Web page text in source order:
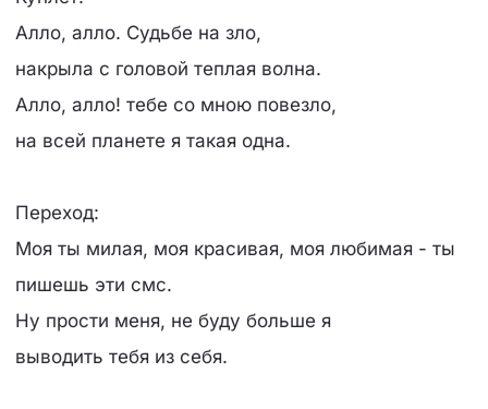
Алло, алло. Судьбе на зло,
накрыла с головой теплая волна.
Алло, алло! тебе со мною повезло,
на всей планете я такая одна.
Переход:
Моя ты милая, моя красивая, моя любимая - ты
пишешь эти смс.
Ну прости меня, не буду больше я
выводить тебя из себя.